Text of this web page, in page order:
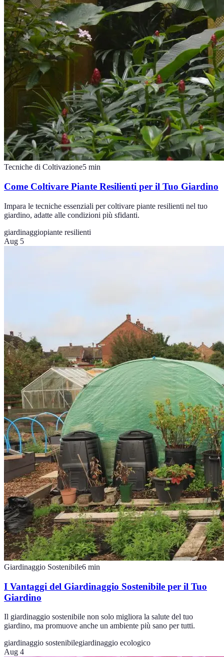
Tecniche di Coltivazione5 min
Come Coltivare Piante Resilienti per il Tuo Giardino
Impara le tecniche essenziali per coltivare piante resilienti nel tuo
giardino, adatte alle condizioni più sfidanti.
giardinaggiopiante resilienti
Aug 5
Giardinaggio Sostenibile6 min
I Vantaggi del Giardinaggio Sostenibile per il Tuo
Giardino
Il giardinaggio sostenibile non solo migliora la salute del tuo
giardino, ma promuove anche un ambiente più sano per tutti.
giardinaggio sostenibilegiardinaggio ecologico
Aug 4